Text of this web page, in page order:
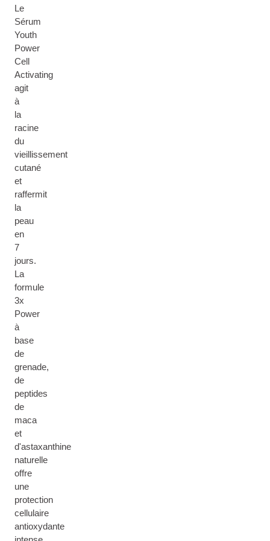
Le
Sérum
Youth
Power
Cell
Activating
agit
à
la
racine
du
vieillissement
cutané
et
raffermit
la
peau
en
7
jours.
La
formule
3x
Power
à
base
de
grenade,
de
peptides
de
maca
et
d'astaxanthine
naturelle
offre
une
protection
cellulaire
antioxydante